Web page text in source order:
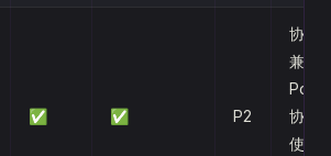
✅ ✅ P2
协议
兼容
协议
使用